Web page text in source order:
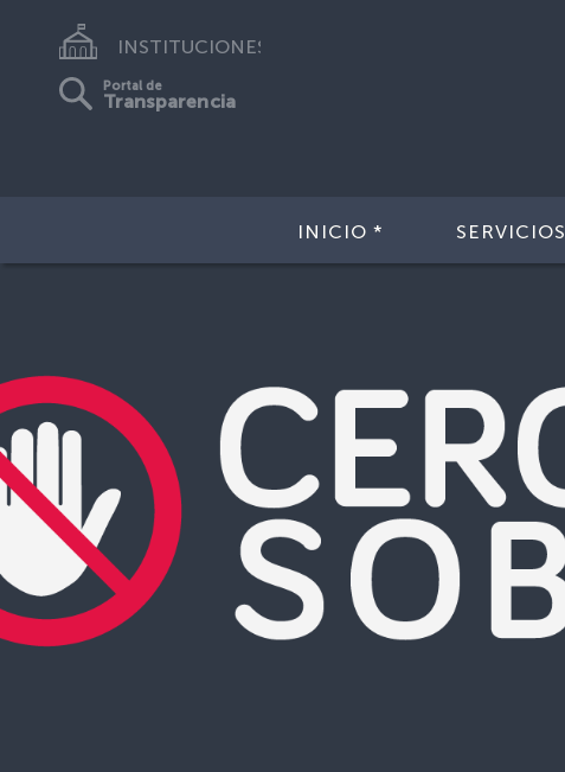
INSTITUCIONES
Portal de
Transparencia
INICIO * SERVICIOS